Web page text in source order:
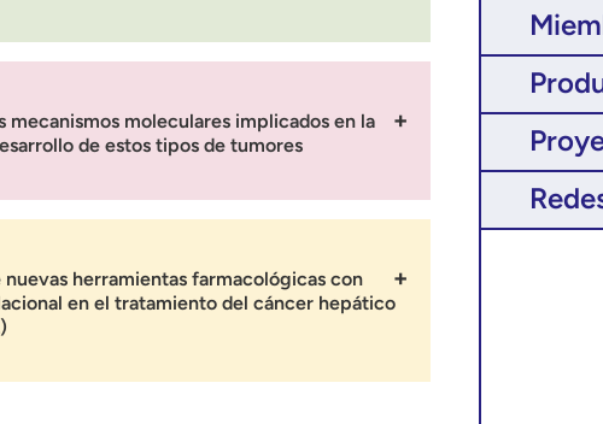
mecanismos moleculares implicados en la
de estos tipos de tumores
nuevas herramientas farmacológicas con
en el tratamiento del cáncer hepático